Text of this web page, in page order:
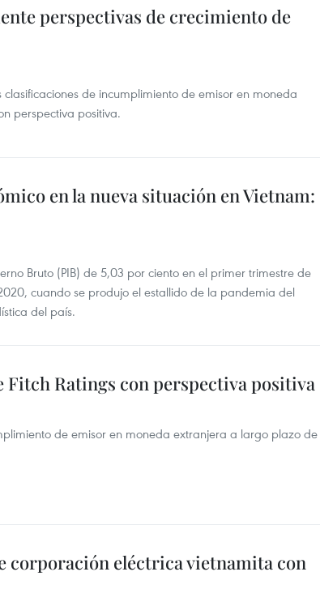
perspectivas de crecimiento de
de incumplimiento de emisor en moneda
perspectiva positiva.
en la nueva situación en Vietnam:
Bruto (PIB) de 5,03 por ciento en el primer trimestre de
cuando se produjo el estallido de la pandemia del
del país.
Ratings con perspectiva positiva
de emisor en moneda extranjera a largo plazo de
corporación eléctrica vietnamita con